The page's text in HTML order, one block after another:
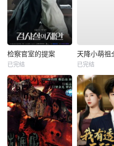
检察官室的提案
已完结 已完结